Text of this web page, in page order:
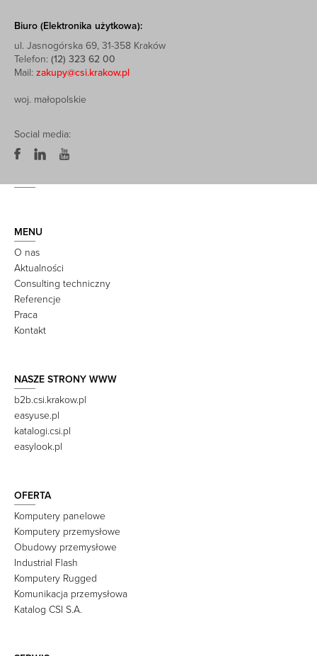
Biuro (Elektronika użytkowa):
ul. Jasnogórska 69, 31-358 Kraków
Telefon: (12) 323 62 00
Mail: zakupy@csi.krakow.pl
woj. małopolskie
Social media:
MENU
O nas
Aktualności
Consulting techniczny
Referencje
Praca
Kontakt
NASZE STRONY WWW
b2b.csi.krakow.pl
easyuse.pl
katalogi.csi.pl
easylook.pl
OFERTA
Komputery panelowe
Komputery przemysłowe
Obudowy przemysłowe
Industrial Flash
Komputery Rugged
Komunikacja przemysłowa
Katalog CSI S.A.